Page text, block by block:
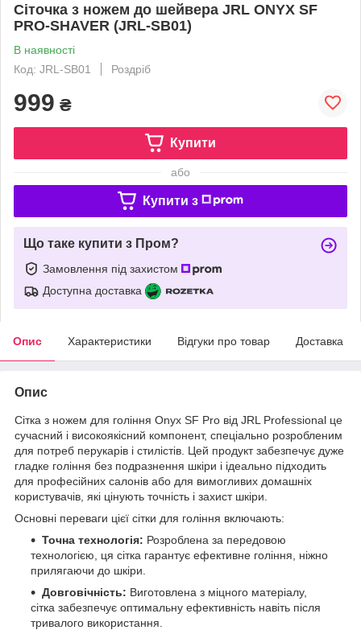
Сіточка з ножем до шейвера JRL ONYX SF
PRO-SHAVER (JRL-SB01)
В наявності
Код: JRL-SB01
Роздріб
999 ₴
Купити
або
Купити з
Що таке купити з Пром?
Замовлення під захистом
Доступна доставка
Опис Характеристики Відгуки про товар Доставка
Опис
Сітка з ножем для гоління Onyx SF Pro від JRL Professional це
сучасний і високоякісний компонент, спеціально розробленим
для потреб перукарів і стилістів. Цей продукт забезпечує дуже
гладке гоління без подразнення шкіри і ідеально підходить
для професійних салонів або для вимогливих домашніх
користувачів, які цінують точність і захист шкіри.
Основні переваги цієї сітки для гоління включають:
Точна технологія: Розроблена за передовою
технологією, ця сітка гарантує ефективне гоління, ніжно
прилягаючи до шкіри.
Довговічність: Виготовлена з міцного матеріалу,
сітка забезпечує оптимальну ефективність навіть після
тривалого використання.